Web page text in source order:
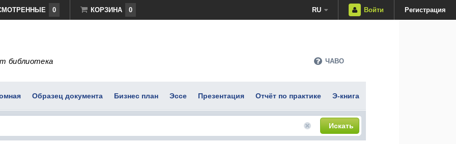
0 КОРЗИНА 0 RU Войти Регистрация
библиотека ЧАВО
Образец документа Бизнес план Эссе Презентация Отчёт по практике Э-книга
Искать